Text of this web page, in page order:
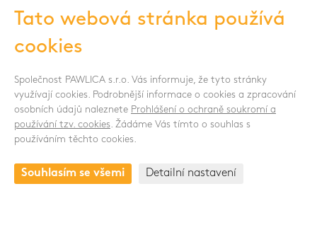
KONTAKT
Souhlasím se zpracováním osobních údajů -
SLEDUJTE NÁS
Tato webová stránka používá
cookies
Společnost PAWLICA s.r.o. Vás informuje, že tyto stránky
využívají cookies. Podrobnější informace o cookies a zpracování
osobních údajů naleznete Prohlášení o ochraně soukromí a
používání tzv. cookies. Žádáme Vás tímto o souhlas s
používáním těchto cookies.
Souhlasím se všemi Detailní nastavení